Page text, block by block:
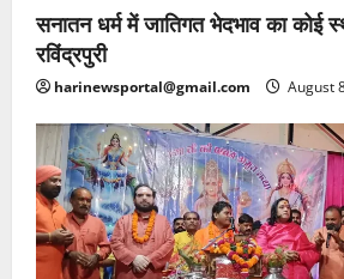
सनातन धर्म में जातिगत भेदभाव का कोई
रविंद्रपुरी
harinewsportal@gmail.com August